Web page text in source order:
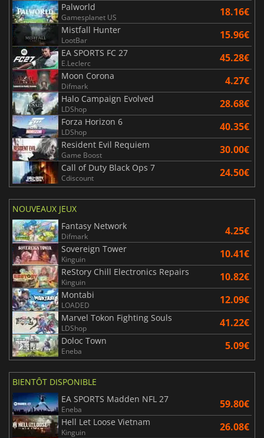
Palworld
Gamesplanet US 18.16€
Mistfall Hunter
LootBar 15.96€
EA SPORTS FC 27
E.Leclerc 45.28€
Moon Corona
Difmark 4.27€
Halo Campaign Evolved
LDShop 28.68€
Forza Horizon 6
LDShop 40.35€
Resident Evil Requiem
Game Boost 30.00€
Call of Duty Black Ops 7
Cdiscount 24.50€
NOUVEAUX JEUX
Fantasy Network
Difmark 4.25€
Sovereign Tower
Kinguin 10.41€
ReStory Chill Electronics Repairs
Kinguin 10.82€
Montabi
LOADED 12.09€
Marvel Tokon Fighting Souls
LDShop 41.22€
Doloc Town
Eneba 5.09€
BIENTÔT DISPONIBLE
EA SPORTS Madden NFL 27
Eneba 59.80€
Hell Let Loose Vietnam
Kinguin 26.08€